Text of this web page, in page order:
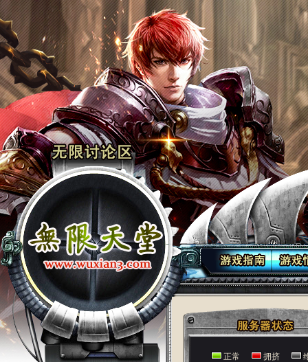
正常 拥挤